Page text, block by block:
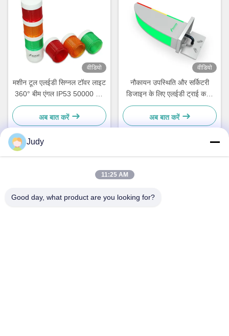
वीडियो
मशीन टूल एलईडी सिग्नल टॉवर लाइट
360° बीम एंगल IP53 50000 घंटे
टॉवर वार्निंग लाइट
अब बात करें
वीडियो
नौकायन उपस्थिति और सर्किटरी
डिजाइन के लिए एलईडी ट्राई कलर
वार्निंग लाइट टॉवर
अब बात करें
पता
Judy
11:25 AM
Good day, what product are you looking for?